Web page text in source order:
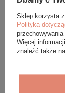
OPINIE (0)
GWARANCJA
Sklep korzysta
Polityką
przechowywania
Więcej
znaleźć także